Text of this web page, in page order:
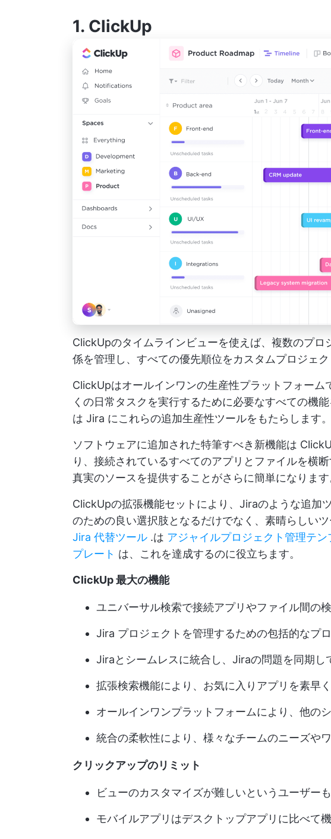
1. ClickUp
ClickUpのタイムラインビューを使えば、複数のプロ
係を管理し、すべての優先順位をカスタムプロジェ
ClickUpはオールインワンの生産性プラットフォーム
くの日常タスクを実行するために必要なすべての機能
は Jira にこれらの追加生産性ツールをもたらします。
ソフトウェアに追加された特筆すべき新機能は
り、接続されているすべてのアプリとファイルを横
真実のソースを提供することがさらに簡単になります
ClickUpの拡張機能セットにより、Jiraのような追加
のための良い選択肢となるだけでなく、素晴らしい
Jira 代替ツール .は アジャイルプロジェクト管理テン
プレート は、これを達成するのに役立ちます。
ClickUp 最大の機能
ユニバーサル検索で接続アプリやファイル間の
Jira プロジェクトを管理するための包括的なプ
Jiraとシームレスに統合し、Jiraの問題を同期し
拡張検索機能により、お気に入りアプリを素早
オールインワンプラットフォームにより、他の
統合の柔軟性により、様々なチームのニーズや
クリックアップのリミット
ビューのカスタマイズが難しいというユーザーも
モバイルアプリはデスクトップアプリに比べて